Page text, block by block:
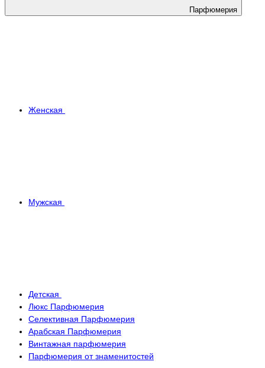
Парфюмерия
Женская
Мужская
Детская
Люкс Парфюмерия
Селективная Парфюмерия
Арабская Парфюмерия
Винтажная парфюмерия
Парфюмерия от знаменитостей